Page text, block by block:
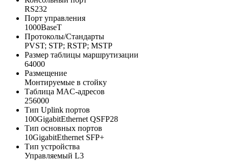
RS232
Порт управления
1000BaseT
Протоколы/Стандарты
PVST; STP; RSTP; MSTP
Размер таблицы маршрутизации
64000
Размещение
Монтируемые в стойку
Таблица MAC-адресов
256000
Тип Uplink портов
100GigabitEthernet QSFP28
Тип основных портов
10GigabitEthernet SFP+
Тип устройства
Управляемый L3